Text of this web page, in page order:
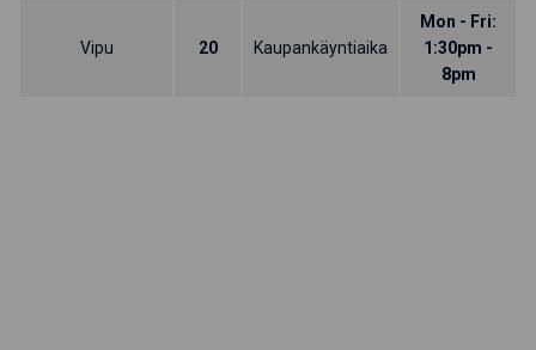
Vipu 20 Kaupankäyntiaika
Mon - Fri:
1:30pm -
8pm